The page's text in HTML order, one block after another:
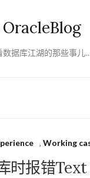
OracleBlog
数据库江湖的那些事儿
, Working
时报错